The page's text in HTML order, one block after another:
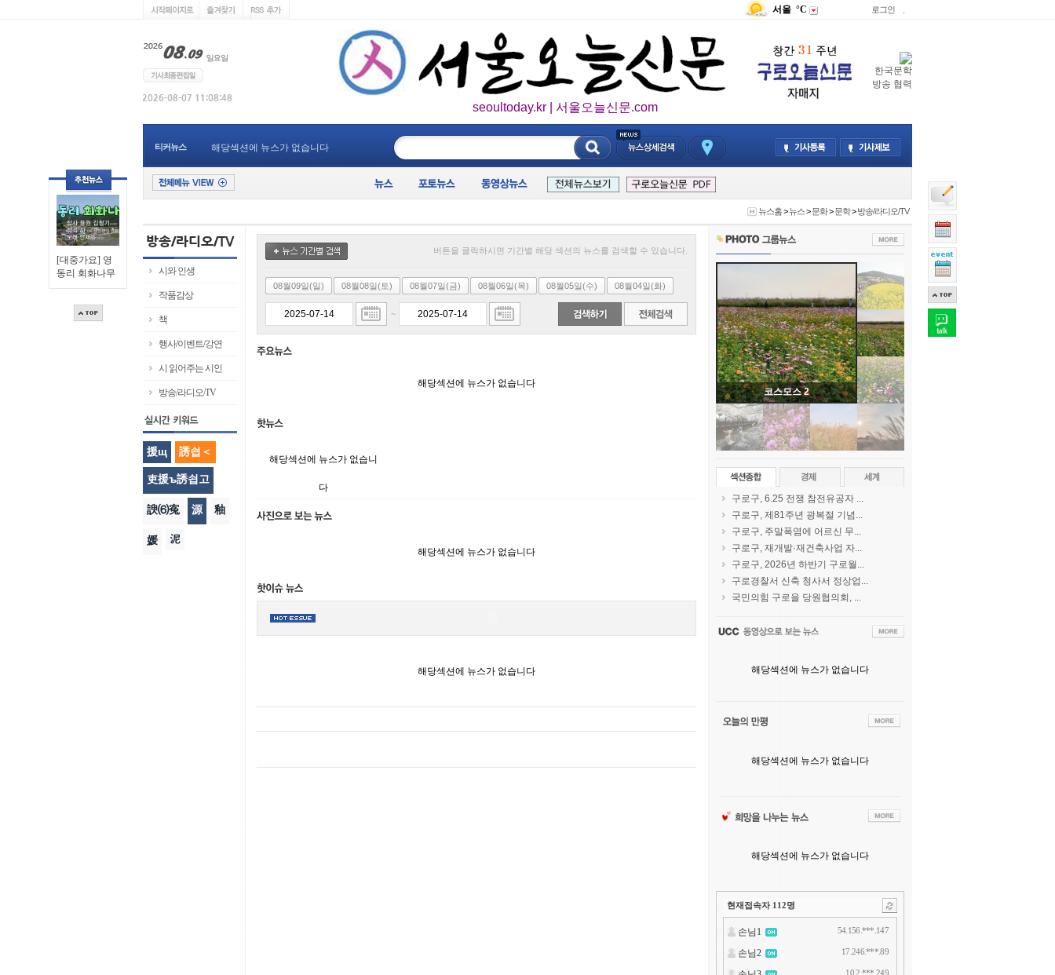
[대중가요] 영
동리 회화나무
서울 °C 로그인
seoultoday.kr | 서울오늘신문.com
한국문학
방송 협력
티커뉴스 해당섹션에 뉴스가 없습니다
뉴스홈>뉴스>문화>문학>방송/라디오/TV
시와 인생
작품감상
책
행사/이벤트/강연
시 읽어주는 시인
방송/라디오/TV
援щ 誘쇱＜
吏援ъ誘쇱고
諛⑹寃 源 釉
媛 泥
버튼을 클릭하시면 기간별 해당 섹션의 뉴스를 검색할 수 있습니다.
08월09일(일) 08월08일(토) 08월07일(금) 08월06일(목) 08월05일(수) 08월04일(화)
~
해당섹션에 뉴스가 없습니다
해당섹션에 뉴스가 없습니
다
해당섹션에 뉴스가 없습니다
해당섹션에 뉴스가 없습니다
코스모스 2
구로구, 6.25 전쟁 참전유공자 ...
구로구, 제81주년 광복절 기념...
구로구, 주말폭염에 어르신 무...
구로구, 재개발·재건축사업 자...
구로구, 2026년 하반기 구로월...
구로경찰서 신축 청사서 정상업...
국민의힘 구로을 당원협의회, ...
해당섹션에 뉴스가 없습니다
해당섹션에 뉴스가 없습니다
해당섹션에 뉴스가 없습니다
현재접속자 112명